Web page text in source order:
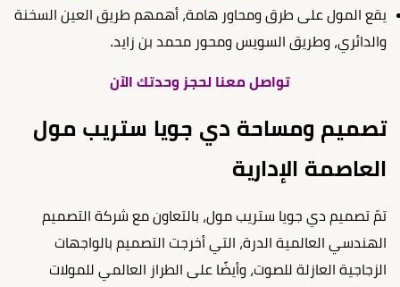
يقع المول على طرق ومحاور هامة، أهمهم طريق العين السخنة
والدائري، وطريق السويس ومحور محمد بن زايد.
تواصل معنا لحجز وحدتك الآن
تصميم ومساحة دي جويا ستريب مول
العاصمة الإدارية
تمّ تصميم دي جويا ستريب مول، بالتعاون مع شركة التصميم
الهندسي العالمية الدرة، التي أخرجت التصميم بالواجهات
الزجاجية العازلة للصوت، وأيضًا على الطراز العالمي للمولات